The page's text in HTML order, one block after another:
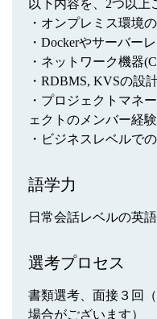
以下内容を、2つ以上
・オンプレミス環境
・Dockerやサーバー
・ネットワーク機器
・RDBMS, KVSの設
・プロジェクトマネ
ェクトのメンバー経験
・ビジネスレベルで
語学力
日常会話レベルの英
選考プロセス
書類選考、面接３回
場合がございます）